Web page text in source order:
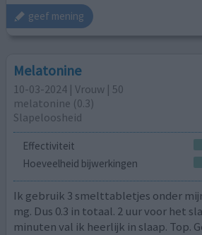
geef mening
Melatonine
10-03-2024 | Vrouw | 50
melatonine (0.3)
Slapeloosheid
Effectiviteit
Hoeveelheid bijwerkingen
Ik gebruik 3 smelttabletjes onder
mg. Dus 0.3 in totaal. 2 uur voor het
minuten val ik heerlijk in slaap. Top.